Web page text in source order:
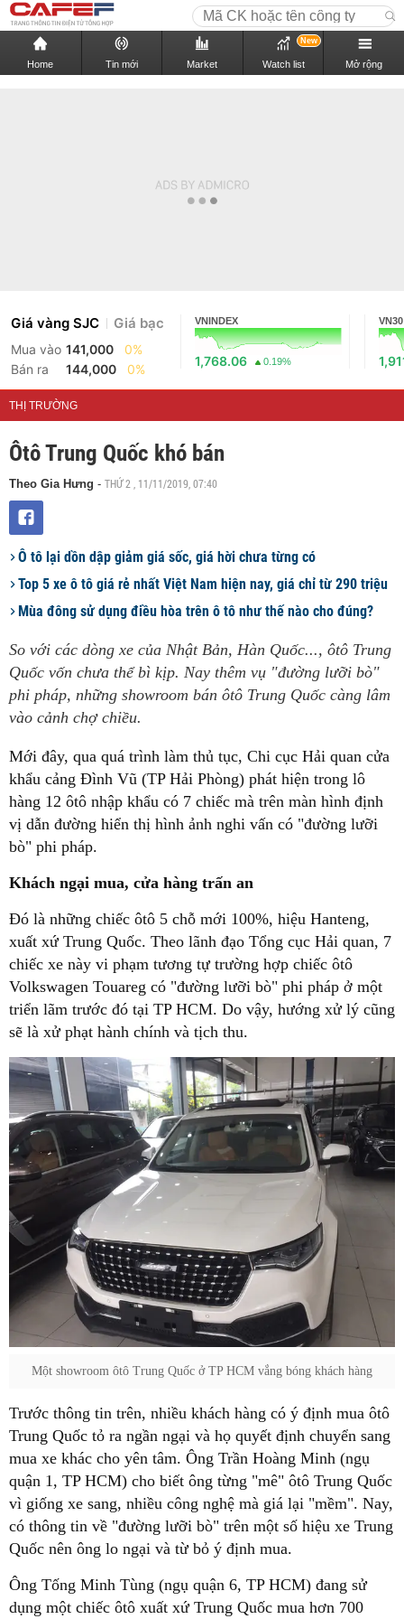
Home Tin mới Market Watch list
New
Mở rộng
Giá vàng SJC Giá bạc
Mua vào 141,000
0%
Bán ra
144,000 0%
VNINDEX
1,768.06 0.19%
VN30
THỊ TRƯỜNG
Ôtô Trung Quốc khó bán
Theo Gia Hưng - THỨ 2 , 11/11/2019, 07:40
Ô tô lại dồn dập giảm giá sốc, giá hời chưa từng có
Top 5 xe ô tô giá rẻ nhất Việt Nam hiện nay, giá chỉ từ 290 triệu
Mùa đông sử dụng điều hòa trên ô tô như thế nào cho đúng?
So với các dòng xe của Nhật Bản, Hàn Quốc..., ôtô Trung
Quốc vốn chưa thể bì kịp. Nay thêm vụ "đường lưỡi bò"
phi pháp, những showroom bán ôtô Trung Quốc càng lâm
vào cảnh chợ chiều.
Mới đây, qua quá trình làm thủ tục, Chi cục Hải quan cửa
khẩu cảng Đình Vũ (TP Hải Phòng) phát hiện trong lô
hàng 12 ôtô nhập khẩu có 7 chiếc mà trên màn hình định
vị dẫn đường hiển thị hình ảnh nghi vấn có "đường lưỡi
bò" phi pháp.
Khách ngại mua, cửa hàng trấn an
Đó là những chiếc ôtô 5 chỗ mới 100%, hiệu Hanteng,
xuất xứ Trung Quốc. Theo lãnh đạo Tổng cục Hải quan, 7
chiếc xe này vi phạm tương tự trường hợp chiếc ôtô
Volkswagen Touareg có "đường lưỡi bò" phi pháp ở một
triển lãm trước đó tại TP HCM. Do vậy, hướng xử lý cũng
sẽ là xử phạt hành chính và tịch thu.
Một showroom ôtô Trung Quốc ở TP HCM vắng bóng khách hàng
Trước thông tin trên, nhiều khách hàng có ý định mua ôtô
Trung Quốc tỏ ra ngần ngại và họ quyết định chuyển sang
mua xe khác cho yên tâm. Ông Trần Hoàng Minh (ngụ
quận 1, TP HCM) cho biết ông từng "mê" ôtô Trung Quốc
vì giống xe sang, nhiều công nghệ mà giá lại "mềm". Nay,
có thông tin về "đường lưỡi bò" trên một số hiệu xe Trung
Quốc nên ông lo ngại và từ bỏ ý định mua.
Ông Tống Minh Tùng (ngụ quận 6, TP HCM) đang sử
dụng một chiếc ôtô xuất xứ Trung Quốc mua hơn 700